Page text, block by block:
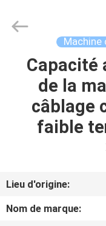
MAISON
PRODUITS
DE
NOUS
JIAXING
JICHENG
Machine
Capacité
de la
câblage
faible
Lieu d'origine:
Nom de marque: